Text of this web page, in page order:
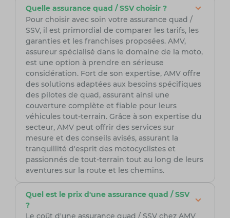
Quelle assurance quad / SSV choisir ?
Pour choisir avec soin votre assurance quad /
SSV, il est primordial de comparer les tarifs, les
garanties et les franchises proposées. AMV,
assureur spécialisé dans le domaine de la moto,
est une option à prendre en sérieuse
considération. Fort de son expertise, AMV offre
des solutions adaptées aux besoins spécifiques
des pilotes de quad, assurant ainsi une
couverture complète et fiable pour leurs
véhicules tout-terrain. Grâce à son expertise du
secteur, AMV peut offrir des services sur
mesure et des conseils avisés, assurant la
tranquillité d'esprit des motocyclistes et
passionnés de tout-terrain tout au long de leurs
aventures sur la route et les chemins.
Quel est le prix d'une assurance quad / SSV
?
Le coût d'une assurance quad / SSV chez AMV